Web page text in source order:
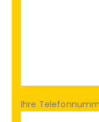
Ihre